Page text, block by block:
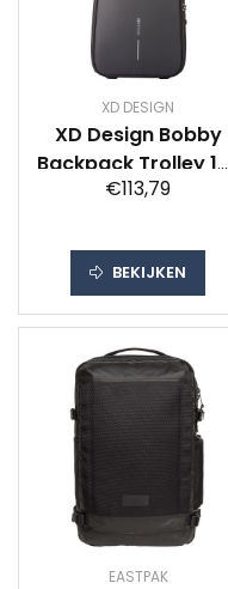
XD DESIGN
XD Design Bobby
Backpack Trolley 17''
Zwart 21L
€113,79
BEKIJKEN
EASTPAK